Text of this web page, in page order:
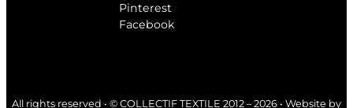
Pinterest
Facebook
All rights reserved • © COLLECTIF TEXTILE 2012 – 2026 • Website by